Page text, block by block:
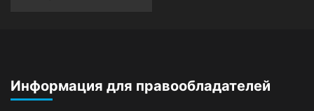
Информация для правообладателей